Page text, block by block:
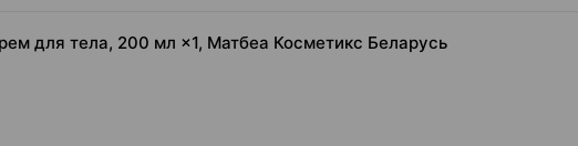
для тела, 200 мл ×1, Матбеа Косметикс Беларусь